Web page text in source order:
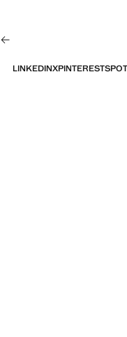
PINTEREST
X
LINKEDIN